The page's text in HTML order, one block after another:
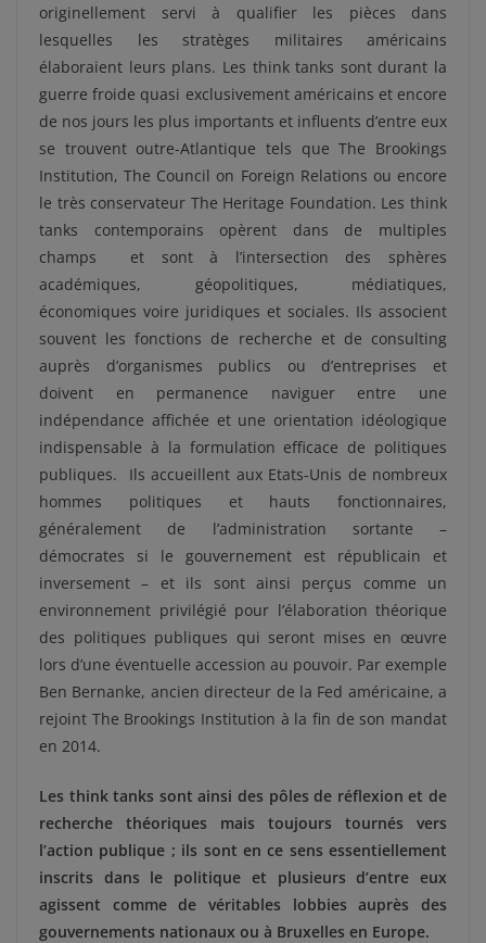
originellement servi à qualifier les pièces dans
lesquelles les stratèges militaires américains
élaboraient leurs plans. Les think tanks sont durant la
guerre froide quasi exclusivement américains et encore
de nos jours les plus importants et influents d’entre eux
se trouvent outre-Atlantique tels que The Brookings
Institution, The Council on Foreign Relations ou encore
le très conservateur The Heritage Foundation. Les think
tanks contemporains opèrent dans de multiples
champs et sont à l’intersection des sphères
académiques, géopolitiques, médiatiques,
économiques voire juridiques et sociales. Ils associent
souvent les fonctions de recherche et de consulting
auprès d’organismes publics ou d’entreprises et
doivent en permanence naviguer entre une
indépendance affichée et une orientation idéologique
indispensable à la formulation efficace de politiques
publiques. Ils accueillent aux Etats-Unis de nombreux
hommes politiques et hauts fonctionnaires,
généralement de l’administration sortante –
démocrates si le gouvernement est républicain et
inversement – et ils sont ainsi perçus comme un
environnement privilégié pour l’élaboration théorique
des politiques publiques qui seront mises en œuvre
lors d’une éventuelle accession au pouvoir. Par exemple
Ben Bernanke, ancien directeur de la Fed américaine, a
rejoint The Brookings Institution à la fin de son mandat
en 2014.
Les think tanks sont ainsi des pôles de réflexion et de
recherche théoriques mais toujours tournés vers
l’action publique ; ils sont en ce sens essentiellement
inscrits dans le politique et plusieurs d’entre eux
agissent comme de véritables lobbies auprès des
gouvernements nationaux ou à Bruxelles en Europe.